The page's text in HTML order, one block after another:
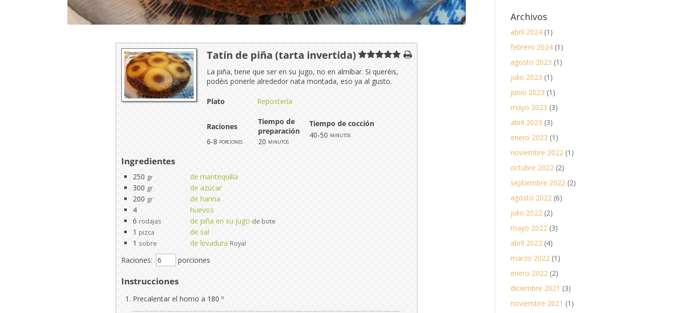
Tatín de piña (tarta invertida)
La piña, tiene que ser en su jugo, no en almíbar. Si queréis,
podéis ponerle alrededor nata montada, eso ya al gusto.
Plato Repostería
Raciones
Tiempo de
preparación
6-8 porciones 20 minutos
Tiempo de cocción
40-50 minutos
Ingredientes
250 gr
de mantequilla
300 gr
de azúcar
200 gr
de harina
4
huevos
6 rodajas de piña en su jugo de bote
1 pizca
de sal
1 sobre de levadura Royal
Raciones: porciones
Instrucciones
Precalentar el horno a 180 º
Archivos
abril 2024 (1)
febrero 2024 (1)
agosto 2023 (1)
julio 2023 (1)
junio 2023 (1)
mayo 2023 (3)
abril 2023 (3)
enero 2023 (1)
noviembre 2022 (1)
octubre 2022 (2)
septiembre 2022 (2)
agosto 2022 (6)
julio 2022 (2)
mayo 2022 (3)
abril 2022 (4)
marzo 2022 (1)
enero 2022 (2)
diciembre 2021 (3)
noviembre 2021 (1)